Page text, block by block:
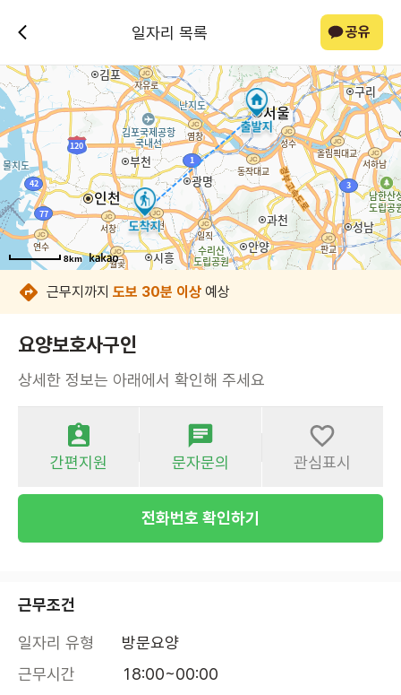
일자리 목록 공유
8km
8km
8km
8km
8km
8km
8km
8km
근무지까지 도보 30분 이상 예상
요양보호사구인
상세한 정보는 아래에서 확인해 주세요
간편지원 문자문의 관심표시
전화번호 확인하기
근무조건
일자리 유형
방문요양
근무시간
18:00~00:00